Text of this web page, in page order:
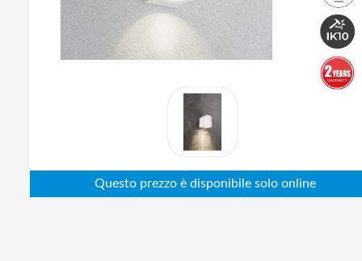
Abbigliamento da lavoro
Elettronica
Edilizia